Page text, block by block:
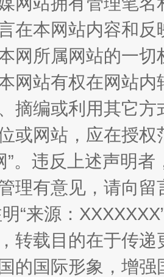
的“隐身衣” 如何以
在本网站内容和
网所属网站的一
网站有权在网站
摘编或利用其它
或网站，应在授
”。违反上述声明
理有意见，请向
“来源：
转载目的在于传
的国际形象，增